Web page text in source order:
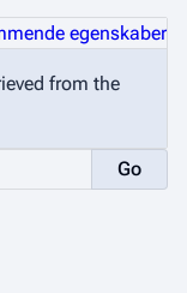
egenskaber
from the